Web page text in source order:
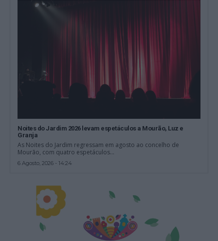
Noites do Jardim 2026 levam espetáculos a Mourão, Luz e
Granja
As Noites do Jardim regressam em agosto ao concelho de
Mourão, com quatro espetáculos...
6 Agosto, 2026 - 14:24